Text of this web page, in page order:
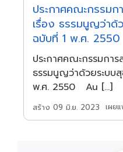
ประกาศคณะกรรม
เรื่อง ธรรมนูญว่าด้
ฉบับที่ 1 พ.ศ. 2550
ประกาศคณะกรรมกา
ธรรมนูญว่าด้วยระบบ
พ.ศ. 2550 Au […]
สร้าง 09 มิ.ย. 2023 เผย